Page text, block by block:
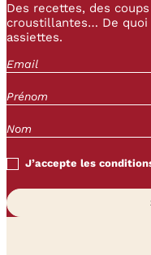
Des recettes, des
croustillantes… De
assiettes.
J’accepte les